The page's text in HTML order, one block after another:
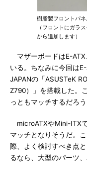
樹脂製フロントパ
（フロントにガラ
から追加します）
マザーボードはE-ATX
いる。ちなみに今回は
JAPANの「ASUSTeK
Z790）」を搭載した。
っともマッチするだろう
microATXやMini-ITX
マッチとなりそうだ。
際、よく検討すべき点
るなら、大型のパーツ